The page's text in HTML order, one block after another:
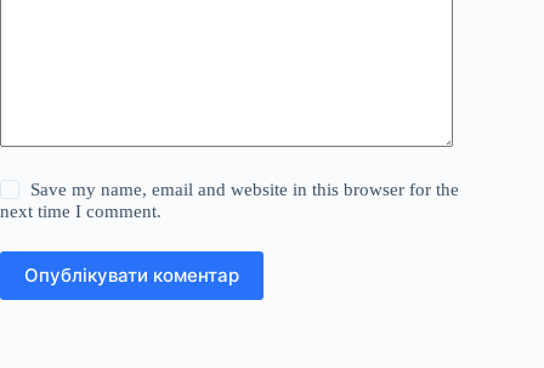
Save my name, email and website in this browser for the
next time I comment.
Опублікувати коментар